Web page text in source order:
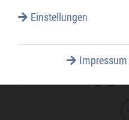
Services A-Z
Stellenangebote
Einstellungen
Impressum